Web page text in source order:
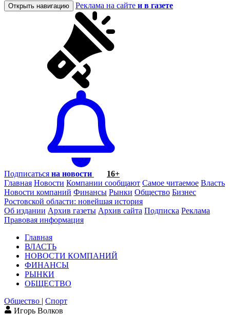
Открыть навигацию Реклама на сайте и в газете
Подписаться на новости
16+
Главная Новости Компании сообщают Самое читаемое Власть
Новости компаний Финансы Рынки Общество Бизнес
Ростовской области: новейшая история
Об издании Архив газеты Архив сайта Подписка Реклама
Правовая информация
Главная
ВЛАСТЬ
НОВОСТИ КОМПАНИЙ
ФИНАНСЫ
РЫНКИ
ОБЩЕСТВО
Общество | Спорт
Игорь Волков